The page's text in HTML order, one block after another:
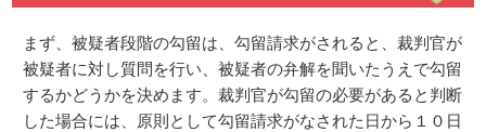
まず、被疑者段階の勾留は、勾留請求がされると、裁判官が
被疑者に対し質問を行い、被疑者の弁解を聞いたうえで勾留
するかどうかを決めます。裁判官が勾留の必要があると判断
した場合には、原則として勾留請求がなされた日から１０日